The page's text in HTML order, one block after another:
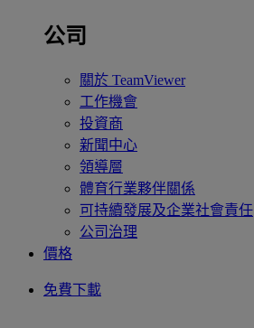
公司
關於 TeamViewer
工作機會
投資商
新聞中心
領導層
體育行業夥伴關係
可持續發展及企業社會責任
公司治理
價格
免費下載